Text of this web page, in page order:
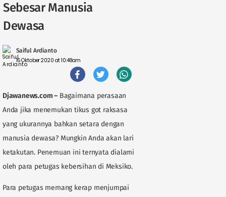
Sebesar Manusia
Dewasa
Saiful Ardianto
15 Oktober 2020 at 10:48am
Djawanews.com – Bagaimana perasaan
Anda jika menemukan tikus got raksasa
yang ukurannya bahkan setara dengan
manusia dewasa? Mungkin Anda akan lari
ketakutan. Penemuan ini ternyata dialami
oleh para petugas kebersihan di Meksiko.
Para petugas memang kerap menjumpai